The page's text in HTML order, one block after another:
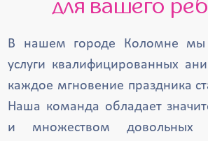
Щербинка
Хотьково
Фрязино
Талдом
Старая
Солнечногорск
Ступино
Серпухов
для вашего
В нашем городе Коломне мы
услуги квалифицированных
каждое мгновение праздника
Наша команда обладает
и множеством довольных